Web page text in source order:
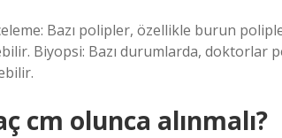
Bazı polipler, özellikle burun
Biyopsi: Bazı durumlarda, doktorlar
cm olunca alınmalı?